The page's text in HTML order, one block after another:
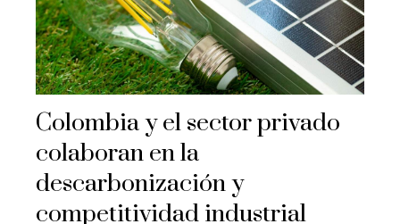
Colombia y el sector privado
colaboran en la
descarbonización y
competitividad industrial